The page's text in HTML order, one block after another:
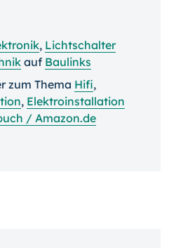
, Lichtschalter
auf Baulinks
zum Thema Hifi,
, Elektroinstallation
/ Amazon.de